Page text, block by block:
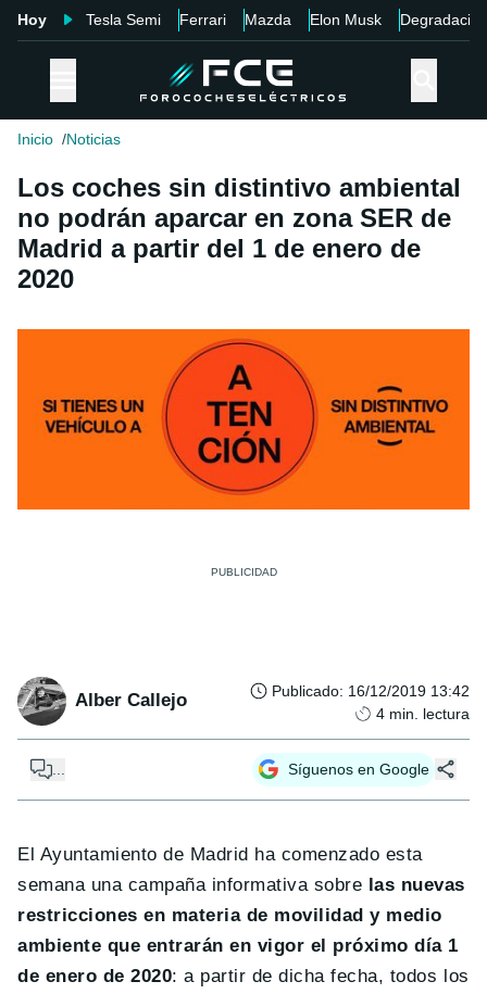
Hoy Tesla Semi Ferrari Mazda Elon Musk Degradación
Inicio Noticias
Los coches sin distintivo ambiental
no podrán aparcar en zona SER de
Madrid a partir del 1 de enero de
2020
Alber Callejo Publicado: 16/12/2019 13:42
4 min. lectura
Síguenos en Google
El Ayuntamiento de Madrid ha comenzado esta
semana una campaña informativa sobre las nuevas
restricciones en materia de movilidad y medio
ambiente que entrarán en vigor el próximo día 1
de enero de 2020: a partir de dicha fecha, todos los